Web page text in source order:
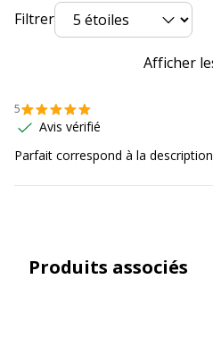
Filtrer
Afficher
5
Avis vérifié
Parfait correspond à la description
Produits associés